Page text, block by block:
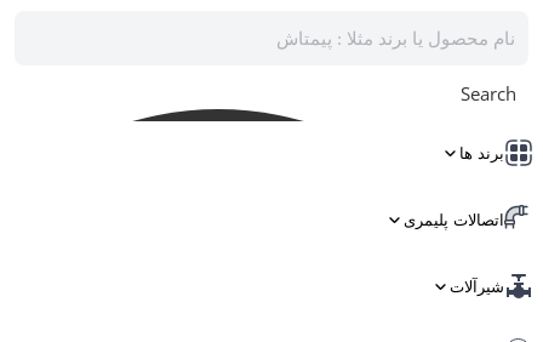
Search
برند ها
اتصالات پلیمری
شیرآلات